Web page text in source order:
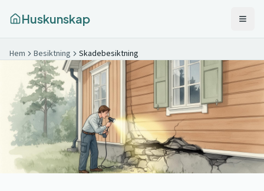
Huskunskap
Hem Besiktning Skadebesiktning